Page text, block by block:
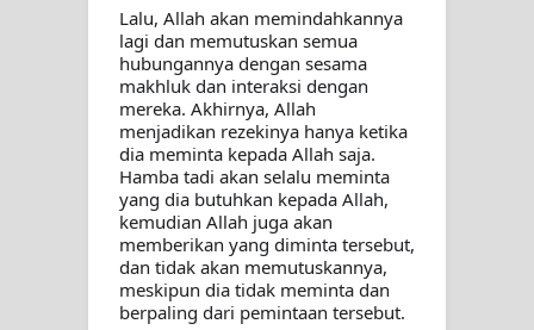
Lalu, Allah akan memindahkannya
lagi dan memutuskan semua
hubungannya dengan sesama
makhluk dan interaksi dengan
mereka. Akhirnya, Allah
menjadikan rezekinya hanya ketika
dia meminta kepada Allah saja.
Hamba tadi akan selalu meminta
yang dia butuhkan kepada Allah,
kemudian Allah juga akan
memberikan yang diminta tersebut,
dan tidak akan memutuskannya,
meskipun dia tidak meminta dan
berpaling dari pemintaan tersebut.